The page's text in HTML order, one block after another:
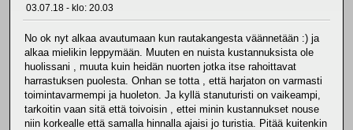
03.07.18 - klo: 20.03
No ok nyt alkaa avautumaan kun rautakangesta väännetään :) ja
alkaa mielikin leppymään. Muuten en nuista kustannuksista ole
huolissani , muuta kuin heidän nuorten jotka itse rahoittavat
harrastuksen puolesta. Onhan se totta , että harjaton on varmasti
toimintavarmempi ja huoleton. Ja kyllä stanuturisti on vaikeampi,
tarkoitin vaan sitä että toivoisin , ettei minin kustannukset nouse
niin korkealle että samalla hinnalla ajaisi jo turistia. Pitää kuitenkin